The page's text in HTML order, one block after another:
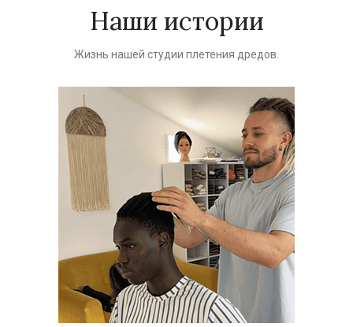
Наши истории
Жизнь нашей студии плетения дредов.